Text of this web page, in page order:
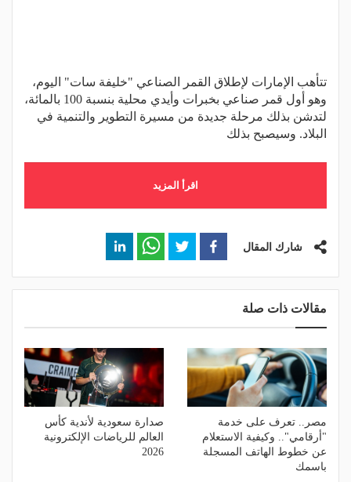
تتأهب الإمارات لإطلاق القمر الصناعي "خليفة سات" اليوم،
وهو أول قمر صناعي بخبرات وأيدي محلية بنسبة 100 بالمائة،
لتدشن بذلك مرحلة جديدة من مسيرة التطوير والتنمية في
البلاد. وسيصبح بذلك
اقرأ المزيد
شارك المقال
مقالات ذات صلة
مصر.. تعرف على خدمة
"أرقامي".. وكيفية الاستعلام
عن خطوط الهاتف المسجلة
باسمك
صدارة سعودية لأندية كأس
العالم للرياضات الإلكترونية
2026